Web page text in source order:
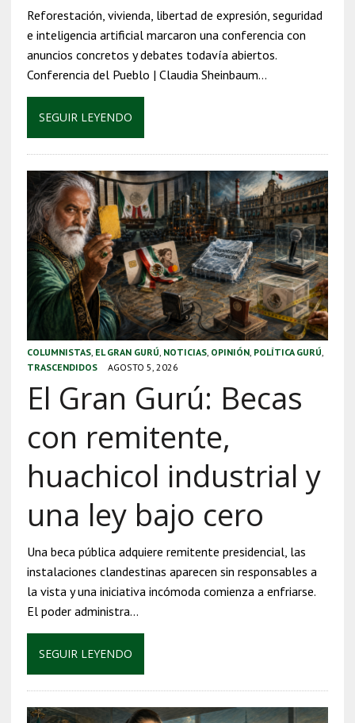
Reforestación, vivienda, libertad de expresión, seguridad
e inteligencia artificial marcaron una conferencia con
anuncios concretos y debates todavía abiertos.
Conferencia del Pueblo | Claudia Sheinbaum…
SEGUIR LEYENDO
COLUMNISTAS, EL GRAN GURÚ, NOTICIAS, OPINIÓN, POLÍTICA GURÚ,
TRASCENDIDOS
AGOSTO 5, 2026
El Gran Gurú: Becas
con remitente,
huachicol industrial y
una ley bajo cero
Una beca pública adquiere remitente presidencial, las
instalaciones clandestinas aparecen sin responsables a
la vista y una iniciativa incómoda comienza a enfriarse.
El poder administra…
SEGUIR LEYENDO